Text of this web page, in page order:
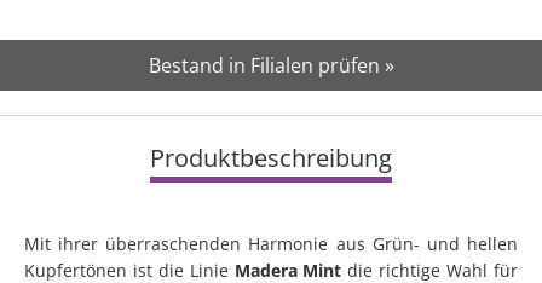
Bestand in Filialen prüfen »
Produktbeschreibung
Mit ihrer überraschenden Harmonie aus Grün- und hellen
Kupfertönen ist die Linie Madera Mint die richtige Wahl für